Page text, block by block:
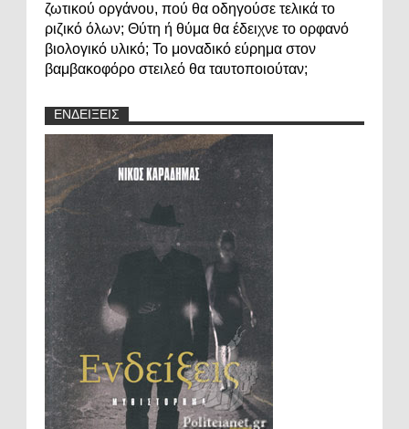
ζωτικού οργάνου, πού θα οδηγούσε τελικά το
ριζικό όλων; Θύτη ή θύμα θα έδειχνε το ορφανό
βιολογικό υλικό; Το μοναδικό εύρημα στον
βαμβακοφόρο στειλεό θα ταυτοποιούταν;
ΕΝΔΕΙΞΕΙΣ